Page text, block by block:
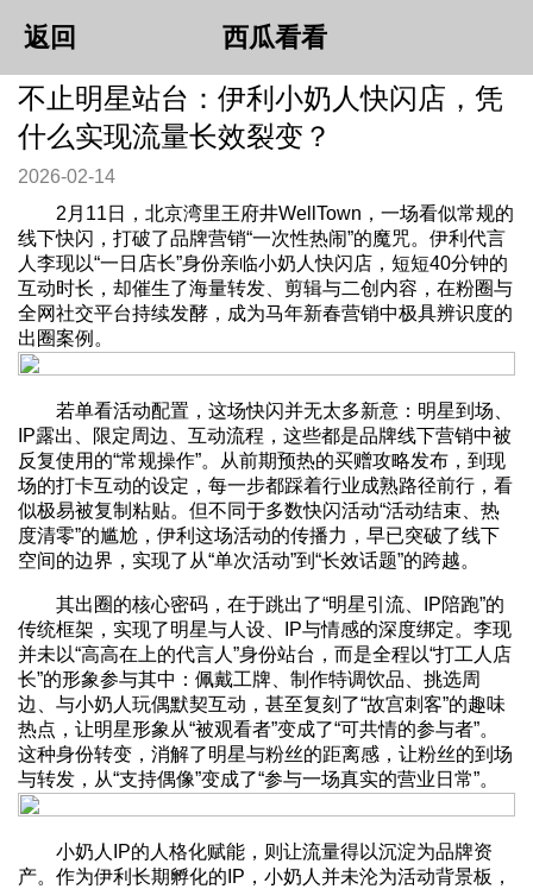
返回 西瓜看看
不止明星站台：伊利小奶人快闪店，凭
什么实现流量长效裂变？
2026-02-14
2月11日，北京湾里王府井WellTown，一场看似常规的
线下快闪，打破了品牌营销“一次性热闹”的魔咒。伊利代言
人李现以“一日店长”身份亲临小奶人快闪店，短短40分钟的
互动时长，却催生了海量转发、剪辑与二创内容，在粉圈与
全网社交平台持续发酵，成为马年新春营销中极具辨识度的
出圈案例。
若单看活动配置，这场快闪并无太多新意：明星到场、
IP露出、限定周边、互动流程，这些都是品牌线下营销中被
反复使用的“常规操作”。从前期预热的买赠攻略发布，到现
场的打卡互动的设定，每一步都踩着行业成熟路径前行，看
似极易被复制粘贴。但不同于多数快闪活动“活动结束、热
度清零”的尴尬，伊利这场活动的传播力，早已突破了线下
空间的边界，实现了从“单次活动”到“长效话题”的跨越。
其出圈的核心密码，在于跳出了“明星引流、IP陪跑”的
传统框架，实现了明星与人设、IP与情感的深度绑定。李现
并未以“高高在上的代言人”身份站台，而是全程以“打工人店
长”的形象参与其中：佩戴工牌、制作特调饮品、挑选周
边、与小奶人玩偶默契互动，甚至复刻了“故宫刺客”的趣味
热点，让明星形象从“被观看者”变成了“可共情的参与者”。
这种身份转变，消解了明星与粉丝的距离感，让粉丝的到场
与转发，从“支持偶像”变成了“参与一场真实的营业日常”。
小奶人IP的人格化赋能，则让流量得以沉淀为品牌资
产。作为伊利长期孵化的IP，小奶人并未沦为活动背景板，